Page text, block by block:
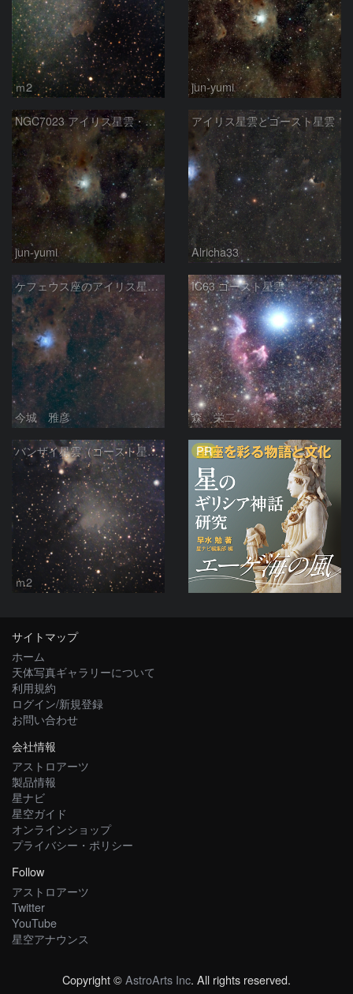
ｍ2 jun-yumi
NGC7023 アイリス星雲・ゴースト星雲
jun-yumi
アイリス星雲とゴースト星雲
Alricha33
ケフェウス座のアイリス星雲・Sh2-136付近
今城 雅彦
IC63 ゴースト星雲
森 栄二
バンザイ星雲（ゴースト星雲）付近
ｍ2
PR
サイトマップ
ホーム
天体写真ギャラリーについて
利用規約
ログイン/新規登録
お問い合わせ
会社情報
アストロアーツ
製品情報
星ナビ
星空ガイド
オンラインショップ
プライバシー・ポリシー
Follow
アストロアーツ
Twitter
YouTube
星空アナウンス
Copyright ©AstroArts Inc. All rights reserved.